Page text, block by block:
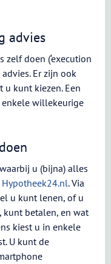
advies
zelf doen (‘execution
Er zijn ook
u kunt kiezen. Een
willekeurige
u (bijna) alles
Hypotheek24.nl. Via
u kunt lenen, of u
kunt betalen, en wat
kiest u in enkele
U kunt de